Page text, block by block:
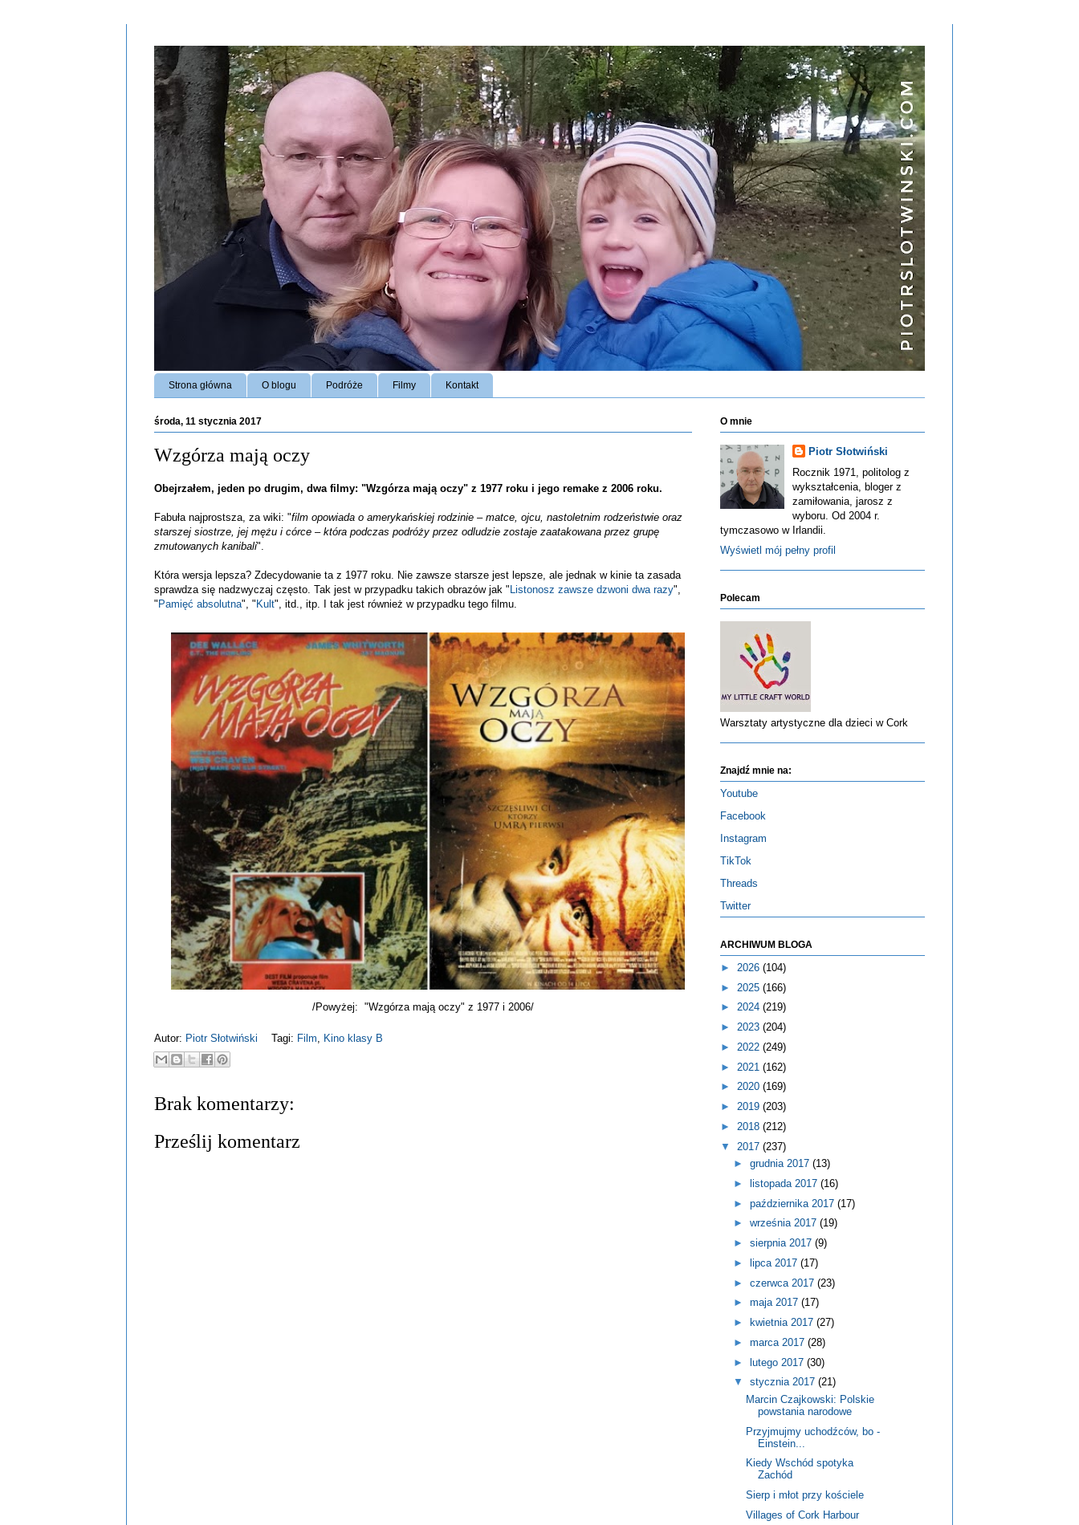
Strona główna O blogu Podróże Filmy Kontakt
środa, 11 stycznia 2017
Wzgórza mają oczy
Obejrzałem, jeden po drugim, dwa filmy: "Wzgórza mają oczy" z 1977 roku i jego remake z 2006 roku.
Fabuła najprostsza, za wiki: "film opowiada o amerykańskiej rodzinie – matce, ojcu, nastoletnim rodzeństwie oraz
starszej siostrze, jej mężu i córce – która podczas podróży przez odludzie zostaje zaatakowana przez grupę
zmutowanych kanibali".
Która wersja lepsza? Zdecydowanie ta z 1977 roku. Nie zawsze starsze jest lepsze, ale jednak w kinie ta zasada
sprawdza się nadzwyczaj często. Tak jest w przypadku takich obrazów jak " Listonosz zawsze dzwoni dwa razy",
" Pamięć absolutna", " Kult", itd., itp. I tak jest również w przypadku tego filmu.
/Powyżej: "Wzgórza mają oczy" z 1977 i 2006/
Autor: Piotr Słotwiński Tagi: Film Kino klasy B
Brak komentarzy:
Prześlij komentarz
O mnie
Piotr Słotwiński
Rocznik 1971, politolog z
wykształcenia, bloger z
zamiłowania, jarosz z
wyboru. Od 2004 r.
tymczasowo w Irlandii.
Wyświetl mój pełny profil
Polecam
Warsztaty artystyczne dla dzieci w Cork
Znajdź mnie na:
Youtube
Facebook
Instagram
TikTok
Threads
Twitter
ARCHIWUM BLOGA
► 2026 (104)
► 2025 (166)
► 2024 (219)
► 2023 (204)
► 2022 (249)
► 2021 (162)
► 2020 (169)
► 2019 (203)
► 2018 (212)
▼ 2017 (237)
► grudnia 2017 (13)
►
listopada 2017 (16)
► października 2017 (17)
► września 2017 (19)
► sierpnia 2017 (9)
►
lipca 2017 (17)
► czerwca 2017 (23)
► maja 2017 (17)
►
kwietnia 2017 (27)
► marca 2017 (28)
► lutego 2017 (30)
▼ stycznia 2017 (21)
Marcin Czajkowski: Polskie
powstania narodowe
Przyjmujmy uchodźców, bo -
Einstein...
Kiedy Wschód spotyka
Zachód
Sierp i młot przy kościele
Villages of Cork Harbour